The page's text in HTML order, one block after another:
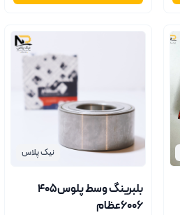
نیک پلاس
بلبرینگ وسط پلوس405
6006عظام